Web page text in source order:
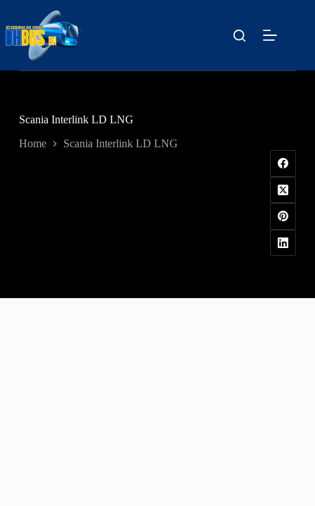
content
Scania Interlink LD LNG
Home Scania Interlink LD LNG